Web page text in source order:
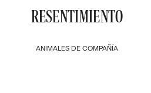
ANIMALES DE COMPAÑÍA
RESENTIMIENTO